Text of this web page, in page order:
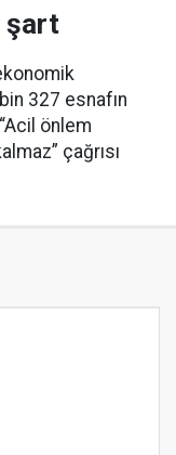
şart
327 esnafın
önlem
çağrısı